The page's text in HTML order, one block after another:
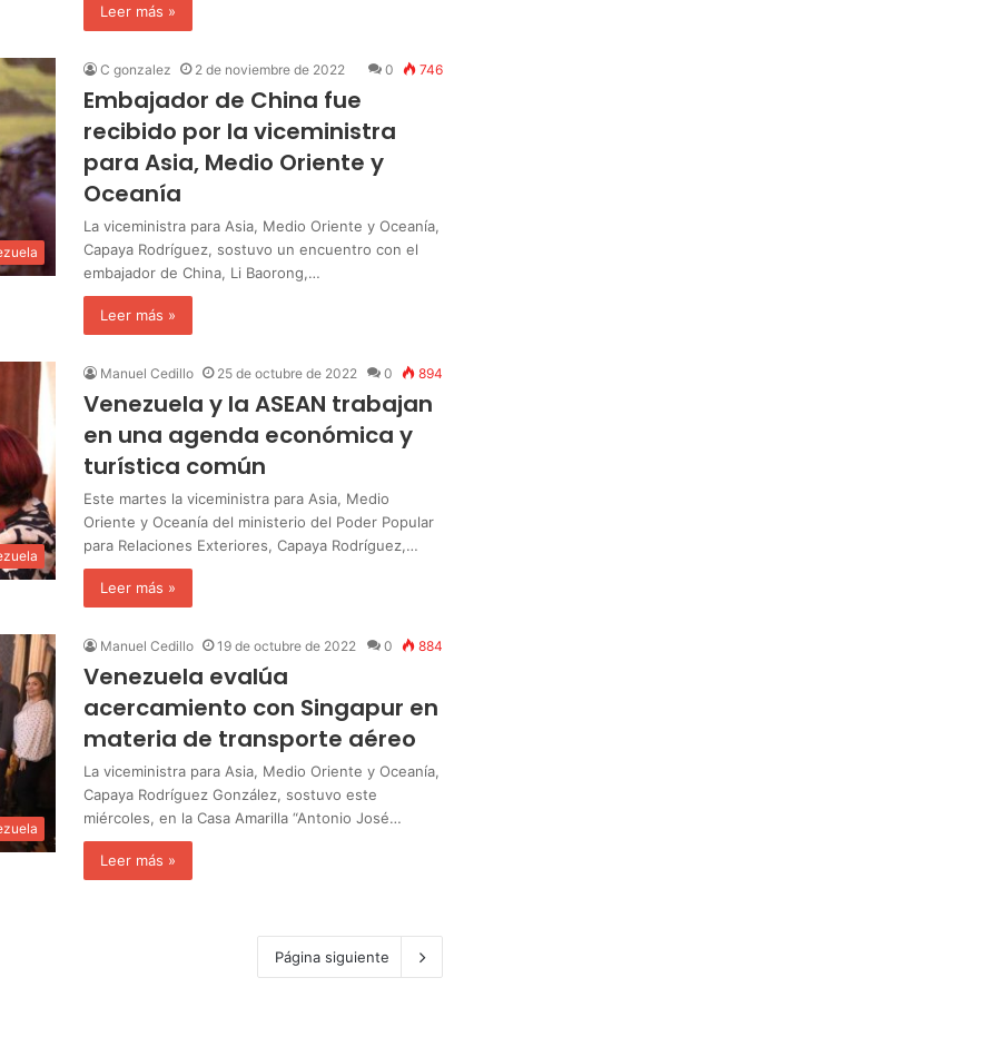
Leer más »
C gonzalez 2 de noviembre de 2022 0 746
Embajador de China fue
recibido por la viceministra
para Asia, Medio Oriente y
Oceanía
La viceministra para Asia, Medio Oriente y Oceanía,
Capaya Rodríguez, sostuvo un encuentro con el
embajador de China, Li Baorong,…
Leer más »
Manuel Cedillo 25 de octubre de 2022 0 894
Venezuela y la ASEAN trabajan
en una agenda económica y
turística común
Este martes la viceministra para Asia, Medio
Oriente y Oceanía del ministerio del Poder Popular
para Relaciones Exteriores, Capaya Rodríguez,…
Leer más »
Manuel Cedillo 19 de octubre de 2022 0 884
Venezuela evalúa
acercamiento con Singapur en
materia de transporte aéreo
La viceministra para Asia, Medio Oriente y Oceanía,
Capaya Rodríguez González, sostuvo este
miércoles, en la Casa Amarilla “Antonio José…
Leer más »
Página siguiente